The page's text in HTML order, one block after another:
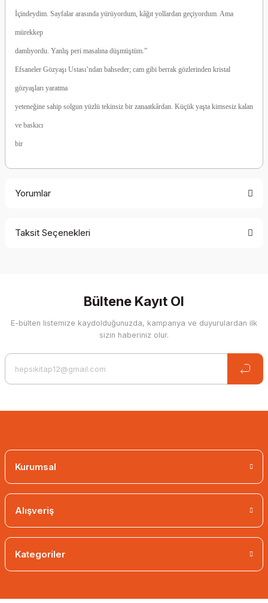
İçindeydim. Sayfalar arasında yürüyordum, kâğıt yollardan geçiyordum. Ama
mürekkep
damlıyordu. Yanlış peri masalına düşmüştüm.”
Efsaneler Gözyaşı Ustası’ndan bahseder; cam gibi berrak gözlerinden kristal
gözyaşları yaratma
yeteneğine sahip solgun yüzlü tekinsiz bir zanaatkârdan. Küçük yaşta kimsesiz kalan
ve baskıcı
bir
Yorumlar
Taksit Seçenekleri
Bültene Kayıt Ol
E-bülten listemize kaydolduğunuzda, kampanya ve duyurulardan ilk
sizin haberiniz olur.
Kurumsal
Alışveriş
Kategoriler